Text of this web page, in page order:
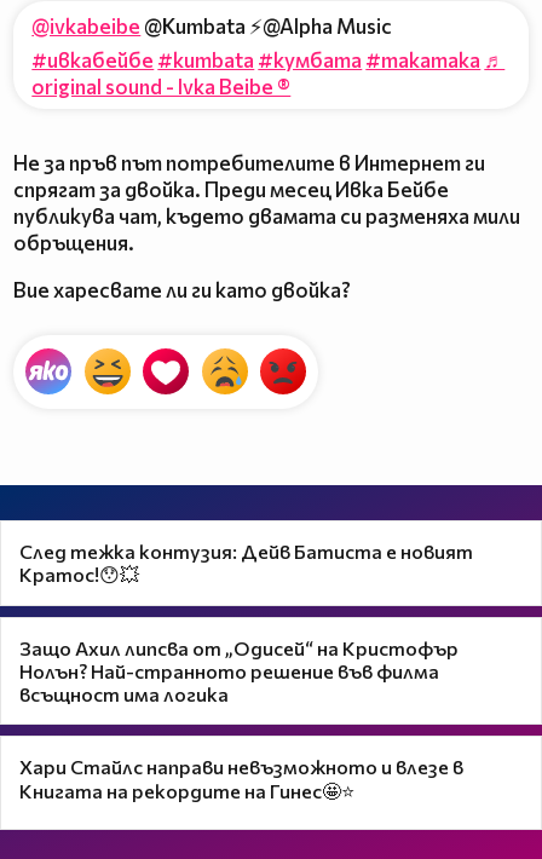
@ivkabeibe @Kumbata ⚡️@Alpha Music
#ивкабейбе #kumbata #кумбата #такатака ♬
original sound - Ivka Beibe ®
Не за пръв път потребителите в Интернет ги
спрягат за двойка. Преди месец Ивка Бейбе
публикува чат, където двамата си разменяха мили
обръщения.
Вие харесвате ли ги като двойка?
След тежка контузия: Дейв Батиста е новият
Кратос!😯💥
Защо Ахил липсва от „Одисей“ на Кристофър
Нолън? Най-странното решение във филма
всъщност има логика
Хари Стайлс направи невъзможното и влезе в
Книгата на рекордите на Гинес🤩⭐